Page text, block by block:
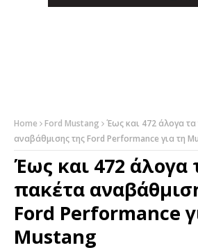
Home Ford Mustang
Έως και 472 άλογα
αναβάθμισης της Ford Performance για τη
Έως και 472 άλογα
πακέτα
Ford Performance
Mustang